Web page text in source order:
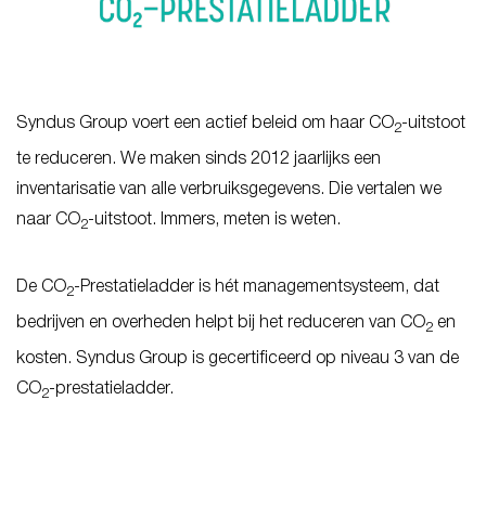
Syndus Group voert een actief beleid om haar CO2-uitstoot
te reduceren. We maken sinds 2012 jaarlijks een
inventarisatie van alle verbruiksgegevens. Die vertalen we
naar CO2-uitstoot. Immers, meten is weten.
De CO2-Prestatieladder is hét managementsysteem, dat
bedrijven en overheden helpt bij het reduceren van CO2 en
kosten. Syndus Group is gecertificeerd op niveau 3 van de
CO2-prestatieladder.